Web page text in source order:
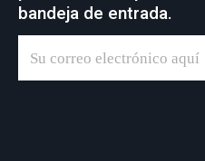
bandeja de entrada.